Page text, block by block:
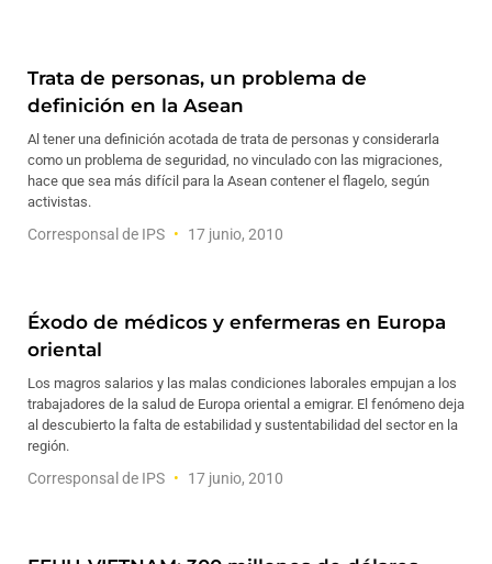
Trata de personas, un problema de
definición en la Asean
Al tener una definición acotada de trata de personas y considerarla
como un problema de seguridad, no vinculado con las migraciones,
hace que sea más difícil para la Asean contener el flagelo, según
activistas.
Corresponsal de IPS 17 junio, 2010
Éxodo de médicos y enfermeras en Europa
oriental
Los magros salarios y las malas condiciones laborales empujan a los
trabajadores de la salud de Europa oriental a emigrar. El fenómeno deja
al descubierto la falta de estabilidad y sustentabilidad del sector en la
región.
Corresponsal de IPS 17 junio, 2010